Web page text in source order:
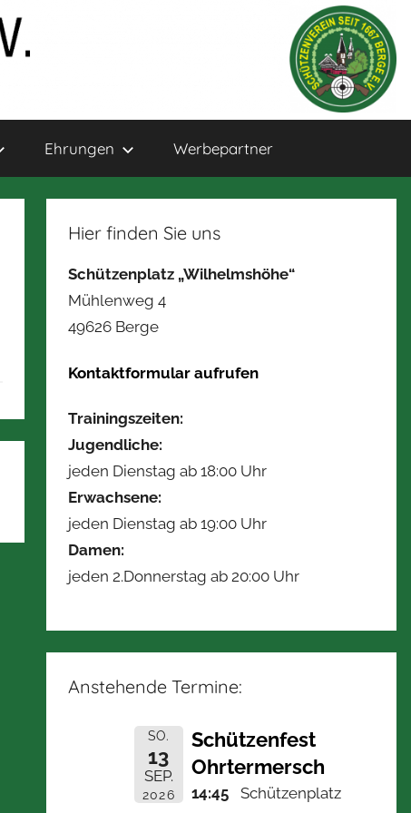
Ehrungen Werbepartner
Hier finden Sie uns
Schützenplatz „Wilhelmshöhe“
Mühlenweg 4
49626 Berge
Kontaktformular aufrufen
Trainingszeiten:
Jugendliche:
jeden Dienstag ab 18:00 Uhr
Erwachsene:
jeden Dienstag ab 19:00 Uhr
Damen:
jeden 2.Donnerstag ab 20:00 Uhr
Anstehende Termine:
SO.
13
SEP.
2026
Schützenfest
Ohrtermersch
14:45
Schützenplatz